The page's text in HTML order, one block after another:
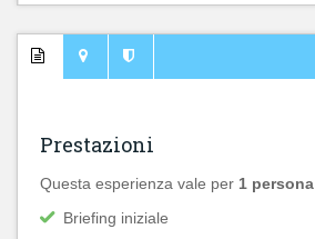
Prestazioni
Questa esperienza vale per 1 persona
Briefing iniziale